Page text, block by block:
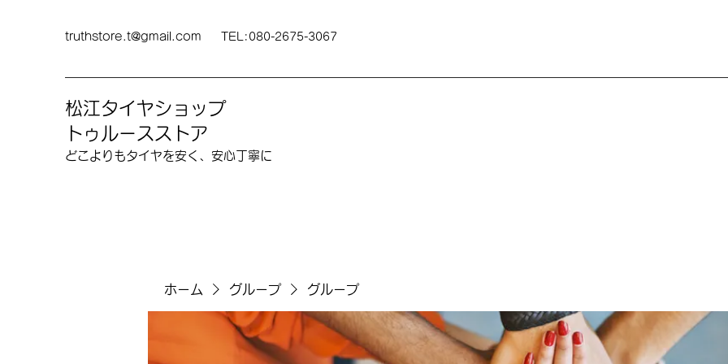
truthstore.t@gmail.com TEL:080-2675-3067
松江タイヤショップ
トゥルースストア
どこよりも​タイヤを安く、安心丁寧に
ホーム グループ グループ